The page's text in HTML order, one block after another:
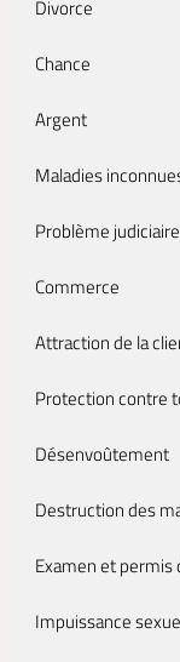
Divorce
Chance
Argent
Maladies
Problème judiciaire
Commerce
Attraction de la
Protection contre
Désenvoûtement
Destruction des
Examen et permis
Impuissance